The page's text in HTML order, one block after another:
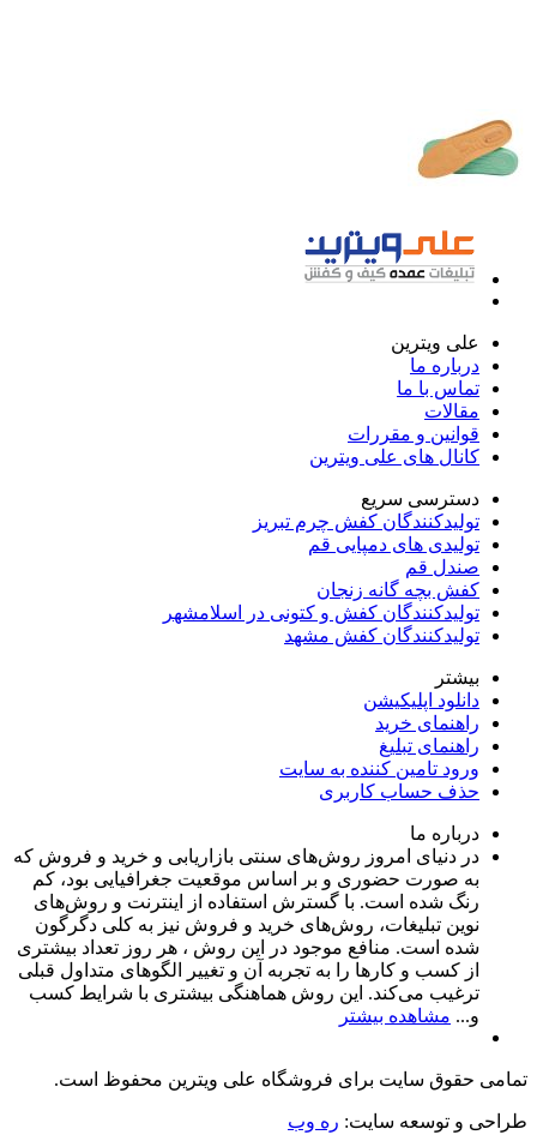
علی ویترین
درباره ما
تماس با ما
مقالات
قوانین و مقررات
کانال های علی ویترین
دسترسی سریع
تولیدکنندگان کفش چرم تبریز
تولیدی های دمپایی قم
صندل قم
کفش بچه گانه زنجان
تولیدکنندگان کفش و کتونی در اسلامشهر
تولیدکنندگان کفش مشهد
بیشتر
دانلود اپلیکیشن
راهنمای خرید
راهنمای تبلیغ
ورود تامین کننده به سایت
حذف حساب کاربری
درباره ما
در دنیای امروز روش‌های سنتی بازاریابی و خرید و فروش که
به صورت حضوری و بر اساس موقعیت جغرافیایی بود، کم
رنگ شده است. با گسترش استفاده از اینترنت و روش‌های
نوین تبلیغات، روش‌های خرید و فروش نیز به کلی دگرگون
شده است. منافع موجود در این روش ، هر روز تعداد بیشتری
از کسب و کارها را به تجربه‌ آن و تغییر الگوهای متداول قبلی
ترغیب می‌کند. این روش هماهنگی بیشتری با شرایط کسب
و... مشاهده بیشتر
تمامی حقوق سایت برای فروشگاه علی ویترین محفوظ است.
طراحی و توسعه سایت: ره وب